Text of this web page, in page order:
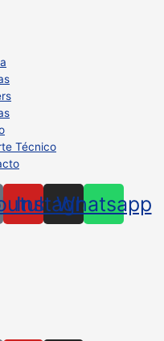
Técnico
Instagram
Whatsapp